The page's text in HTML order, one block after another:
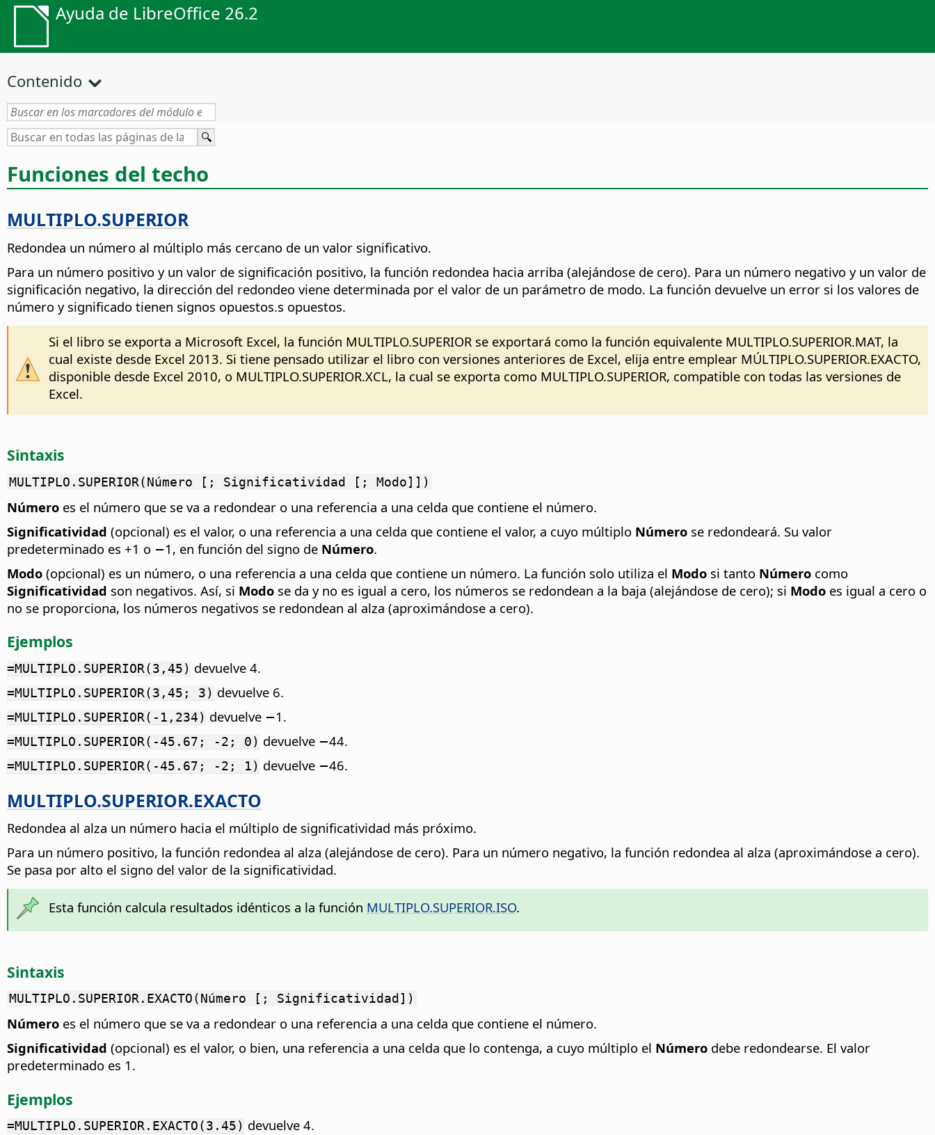
Ayuda de LibreOffice 26.2
Contenido
Funciones del techo
MULTIPLO.SUPERIOR
Redondea un número al múltiplo más cercano de un valor significativo.
Para un número positivo y un valor de significación positivo, la función redondea hacia arriba (alejándose de cero). Para un número negativo y un valor de
significación negativo, la dirección del redondeo viene determinada por el valor de un parámetro de modo. La función devuelve un error si los valores de
número y significado tienen signos opuestos.s opuestos.
Si el libro se exporta a Microsoft Excel, la función MULTIPLO.SUPERIOR se exportará como la función equivalente MULTIPLO.SUPERIOR.MAT, la
cual existe desde Excel 2013. Si tiene pensado utilizar el libro con versiones anteriores de Excel, elija entre emplear MÚLTIPLO.SUPERIOR.EXACTO,
disponible desde Excel 2010, o MULTIPLO.SUPERIOR.XCL, la cual se exporta como MULTIPLO.SUPERIOR, compatible con todas las versiones de
Excel.
Sintaxis
MULTIPLO.SUPERIOR(Número [; Significatividad [; Modo]])
Número es el número que se va a redondear o una referencia a una celda que contiene el número.
Significatividad (opcional) es el valor, o una referencia a una celda que contiene el valor, a cuyo múltiplo Número se redondeará. Su valor
predeterminado es +1 o −1, en función del signo de Número.
Modo (opcional) es un número, o una referencia a una celda que contiene un número. La función solo utiliza el Modo si tanto Número como
Significatividad son negativos. Así, si Modo se da y no es igual a cero, los números se redondean a la baja (alejándose de cero); si Modo es igual a cero o
no se proporciona, los números negativos se redondean al alza (aproximándose a cero).
Ejemplos
=MULTIPLO.SUPERIOR(3,45) devuelve 4.
=MULTIPLO.SUPERIOR(3,45; 3) devuelve 6.
=MULTIPLO.SUPERIOR(-1,234) devuelve −1.
=MULTIPLO.SUPERIOR(-45.67; -2; 0) devuelve −44.
=MULTIPLO.SUPERIOR(-45.67; -2; 1) devuelve −46.
MULTIPLO.SUPERIOR.EXACTO
Redondea al alza un número hacia el múltiplo de significatividad más próximo.
Para un número positivo, la función redondea al alza (alejándose de cero). Para un número negativo, la función redondea al alza (aproximándose a cero).
Se pasa por alto el signo del valor de la significatividad.
Esta función calcula resultados idénticos a la función MULTIPLO.SUPERIOR.ISO.
Sintaxis
MULTIPLO.SUPERIOR.EXACTO(Número [; Significatividad])
Número es el número que se va a redondear o una referencia a una celda que contiene el número.
Significatividad (opcional) es el valor, o bien, una referencia a una celda que lo contenga, a cuyo múltiplo el Número debe redondearse. El valor
predeterminado es 1.
Ejemplos
=MULTIPLO.SUPERIOR.EXACTO(3.45) devuelve 4.